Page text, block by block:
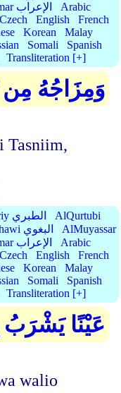
Grammar الإعراب
Arabic
Czech English
French
Korean
Malay
Somali
Spanish
Transliteration [+]
وَمِزَاجُهُ مِن
Tasniim,
AtTabariy الطبري
AlQurtubi
AlBaghawi البغوي
AlMuyassar
Grammar الإعراب
Arabic
Czech English
French
Korean
Malay
Somali
Spanish
Transliteration [+]
عَيْنًا يَشْرَبُ
walio